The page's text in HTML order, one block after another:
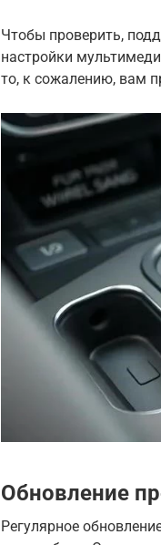
Чтобы проверить,
настройки
то, к сожалению, вам
Обновление
Регулярное